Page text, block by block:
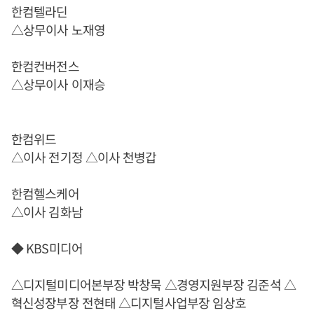
한컴텔라딘
△상무이사 노재영
한컴컨버전스
△상무이사 이재승
한컴위드
△이사 전기정 △이사 천병갑
한컴헬스케어
△이사 김화남
◆ KBS미디어
△디지털미디어본부장 박창묵 △경영지원부장 김준석 △
혁신성장부장 전현태 △디지털사업부장 임상호